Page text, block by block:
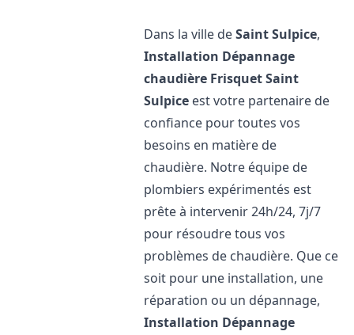
Dans la ville deSaint Sulpice,
Installation Dépannage
chaudière FrisquetSaint
Sulpice est votre partenaire de
confiance pour toutes vos
besoins en matière de
chaudière. Notre équipe de
plombiers expérimentés est
prête à intervenir 24h/24, 7j/7
pour résoudre tous vos
problèmes de chaudière. Que ce
soit pour une installation, une
réparation ou un dépannage,
Installation Dépannage